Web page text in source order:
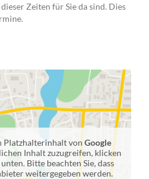
Zeiten für Sie da sind. Dies
Platzhalterinhalt von Google
Inhalt zuzugreifen, klicken
Bitte beachten Sie, dass
weitergegeben werden.